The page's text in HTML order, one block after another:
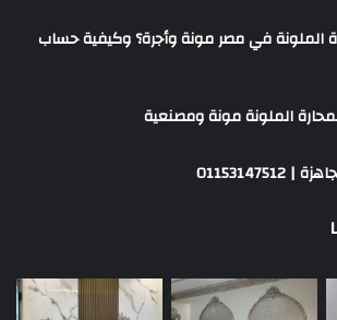
الملونة في مصر مونة وأجرة؟ وكيفية حساب
الملونة مونة ومصنعية